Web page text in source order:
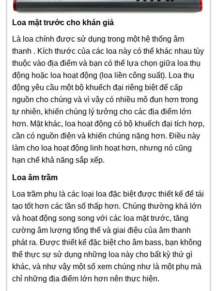
Loa mặt trước cho khán giả
Là loa chính được sử dụng trong một hệ thống âm
thanh . Kích thước của các loa này có thể khác nhau tùy
thuộc vào địa điểm và bạn có thể lựa chọn giữa loa thụ
động hoặc loa hoạt động (loa liền công suất). Loa thụ
động yêu cầu một bộ khuếch đại riêng biệt để cấp
nguồn cho chúng và vì vậy có nhiều mô đun hơn trong
tự nhiên, khiến chúng lý tưởng cho các địa điểm lớn
hơn. Mặt khác, loa hoạt động có bộ khuếch đại tích hợp,
cần có nguồn điện và khiến chúng nặng hơn. Điều này
làm cho loa hoạt động linh hoạt hơn, nhưng nó cũng
hạn chế khả năng sắp xếp.
Loa âm trầm
Loa trầm phụ là các loại loa đặc biệt được thiết kế để tái
tạo tốt hơn các tần số thấp hơn. Chúng thường khá lớn
và hoạt động song song với các loa mặt trước, tăng
cường âm lượng tổng thể và giai điệu của âm thanh
phát ra. Được thiết kế đặc biệt cho âm bass, bạn không
thể thực sự sử dụng những loa này cho bất kỳ thứ gì
khác, và như vậy một số xem chúng như là một phụ mà
chỉ những địa điểm lớn hơn nên thực hiện.